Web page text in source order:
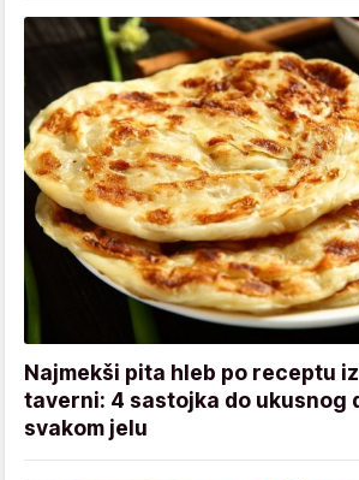
Najmekši pita hleb po receptu
taverni: 4 sastojka do ukusnog
svakom jelu